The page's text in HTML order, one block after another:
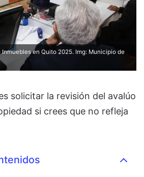
en Quito 2025. Img: Municipio de
solicitar la revisión del avalúo
si crees que no refleja